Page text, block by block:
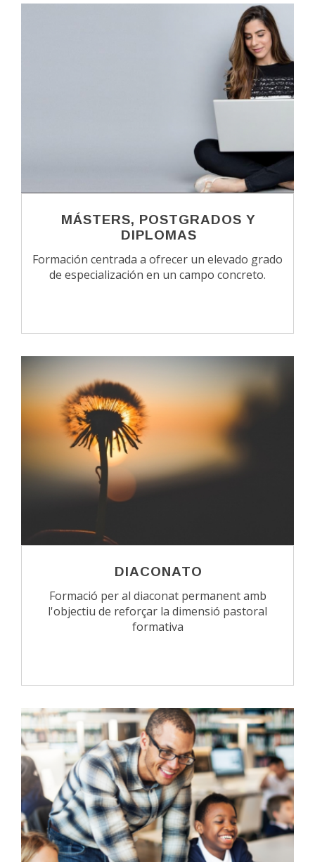
MÁSTERS, POSTGRADOS Y
DIPLOMAS
Formación centrada a ofrecer un elevado grado
de especialización en un campo concreto.
DIACONATO
Formació per al diaconat permanent amb
l'objectiu de reforçar la dimensió pastoral
formativa